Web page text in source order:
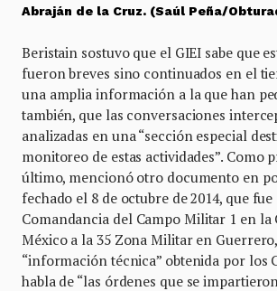
Abraján de la Cruz. (Saúl Peña/
Beristain sostuvo que el GIEI sabe que
fueron breves sino continuados en el
una amplia información a la que han
también, que las conversaciones
analizadas en una “sección especial
monitoreo de estas actividades”. Como
último, mencionó otro documento en
fechado el 8 de octubre de 2014, que
Comandancia del Campo Militar 1 en la
México a la 35 Zona Militar en
“información técnica” obtenida por los
habla de “las órdenes que se